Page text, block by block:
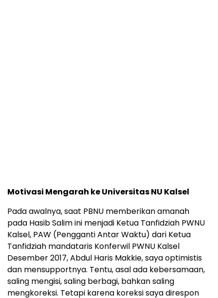
Motivasi Mengarah ke Universitas NU Kalsel
Pada awalnya, saat PBNU memberikan amanah
pada Hasib Salim ini menjadi Ketua Tanfidziah PWNU
Kalsel, PAW (Pengganti Antar Waktu) dari Ketua
Tanfidziah mandataris Konferwil PWNU Kalsel
Desember 2017, Abdul Haris Makkie, saya optimistis
dan mensupportnya. Tentu, asal ada kebersamaan,
saling mengisi, saling berbagi, bahkan saling
mengkoreksi. Tetapi karena koreksi saya direspon